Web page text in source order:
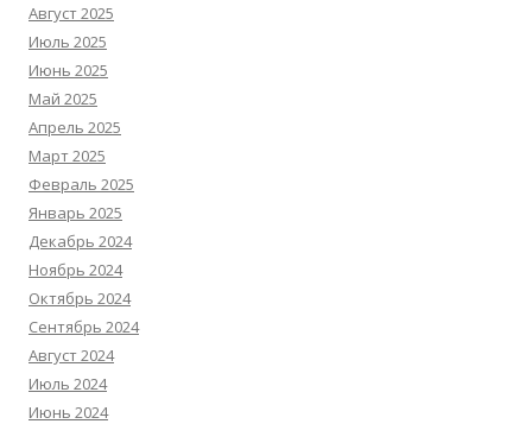
Август 2025
Июль 2025
Июнь 2025
Май 2025
Апрель 2025
Март 2025
Февраль 2025
Январь 2025
Декабрь 2024
Ноябрь 2024
Октябрь 2024
Сентябрь 2024
Август 2024
Июль 2024
Июнь 2024